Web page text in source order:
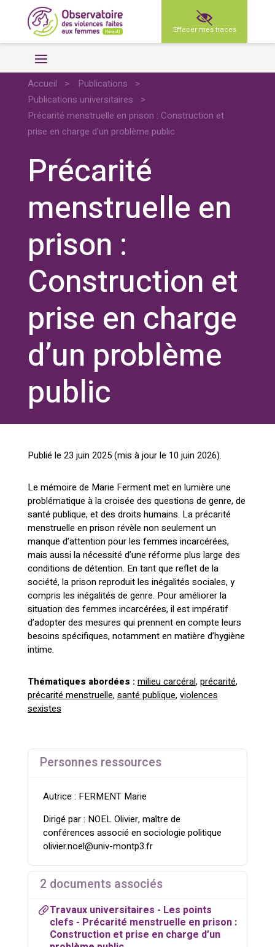
Effacer mes traces
Accueil > Publications
>
Publications universitaires
>
Précarité menstruelle en prison : Construction et
prise en charge d’un problème public
Précarité
menstruelle en
prison :
Construction et
prise en charge
d’un problème
public
Publié le 23 juin 2025(mis à jour le 10 juin 2026).
Le mémoire de Marie Ferment met en lumière une
problématique à la croisée des questions de genre, de
santé publique, et des droits humains. La précarité
menstruelle en prison révèle non seulement un
manque d’attention pour les femmes incarcérées,
mais aussi la nécessité d’une réforme plus large des
conditions de détention. En tant que reflet de la
société, la prison reproduit les inégalités sociales, y
compris les inégalités de genre. Pour améliorer la
situation des femmes incarcérées, il est impératif
d’adopter des mesures qui prennent en compte leurs
besoins spécifiques, notamment en matière d’hygiène
intime.
Thématiques abordées : milieu carcéral,précarité,
précarité menstruelle,santé publique,violences
sexistes
Personnes ressources
Autrice : FERMENT Marie
Dirigé par : NOEL Olivier, maître de
conférences associé en sociologie politique
olivier.noel@univ-montp3.fr
2 documents associés
Travaux universitaires - Les points
clefs - Précarité menstruelle en prison :
Construction et prise en charge d’un